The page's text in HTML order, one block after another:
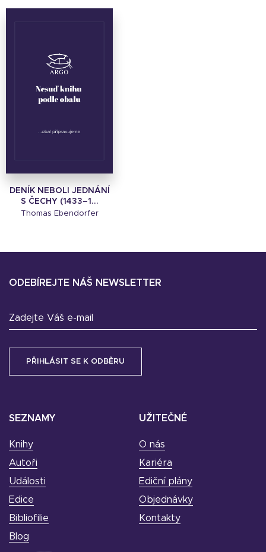
DENÍK NEBOLI JEDNÁNÍ
S ČECHY (1433–1...
Thomas Ebendorfer
SEZNAMY
Knihy
Autoři
Události
Edice
Bibliofilie
Blog
UŽITEČNÉ
O nás
Kariéra
Ediční plány
Objednávky
Kontakty
ODEBÍREJTE NÁŠ NEWSLETTER
Zadejte Váš e-mail